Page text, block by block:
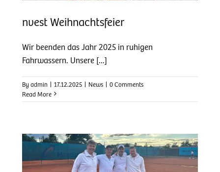
nvest Weihnachtsfeier
Wir beenden das Jahr 2025 in ruhigen
Fahrwassern. Unsere [...]
By admin | 17.12.2025 | News | 0 Comments
Read More